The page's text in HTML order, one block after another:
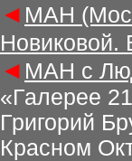
◄ МАН
Новиковой.
◄ МАН с
«Галерее
Григорий
Красном